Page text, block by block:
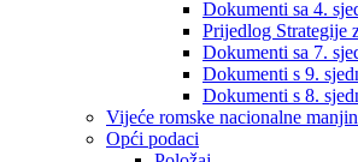
Dokumenti sa 4.
Prijedlog Strategije
Dokumenti sa 7.
Dokumenti s 9.
Dokumenti s 8.
Vijeće romske nacionalne
Opći podaci